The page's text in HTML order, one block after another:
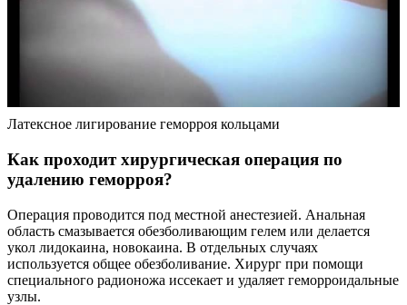
Латексное лигирование геморроя кольцами
Как проходит хирургическая операция по
удалению геморроя?
Операция проводится под местной анестезией. Анальная
область смазывается обезболивающим гелем или делается
укол лидокаина, новокаина. В отдельных случаях
используется общее обезболивание. Хирург при помощи
специального радионожа иссекает и удаляет геморроидальные
узлы.